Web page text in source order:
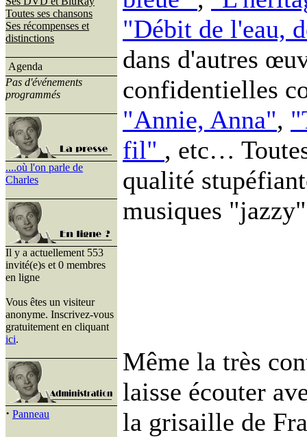
Toutes ses chansons
Ses récompenses et
distinctions
Agenda
Pas d'événements
programmés
....où l'on parle de
Charles
Il y a actuellement 553
invité(e)s et 0 membres
en ligne
Vous êtes un visiteur
anonyme. Inscrivez-vous
gratuitement en cliquant
ici.
· Panneau
"Débit de l'eau,
dans d'autres
confidentielles
"Annie, Anna",
fil" , etc…
qualité
musiques
Même la très
laisse écouter
la grisaille de